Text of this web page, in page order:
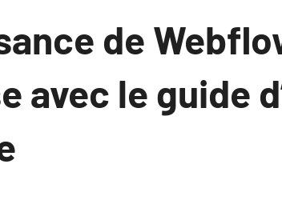
de
avec le guide